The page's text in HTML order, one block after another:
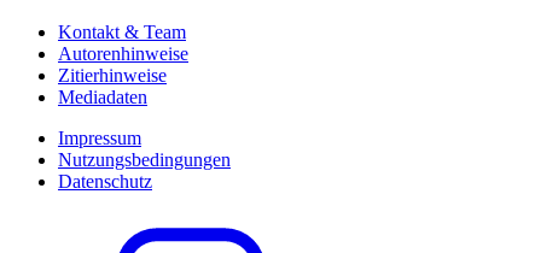
Kontakt & Team
Autorenhinweise
Zitierhinweise
Mediadaten
Impressum
Nutzungsbedingungen
Datenschutz